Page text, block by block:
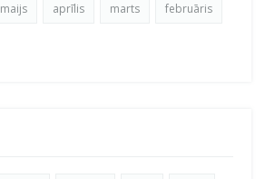
maijs aprīlis marts februāris